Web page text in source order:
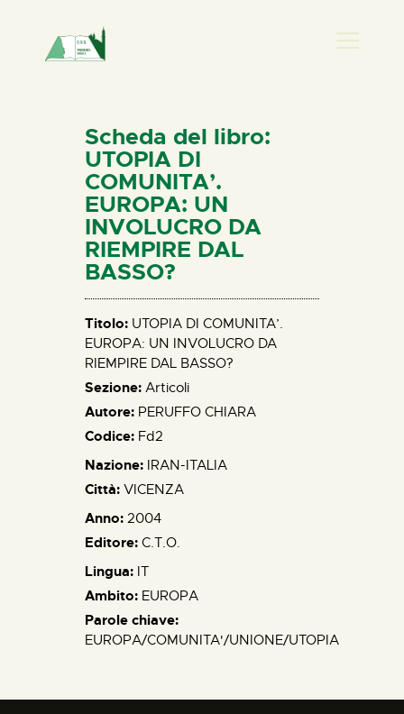
HOME
CHI SIAMO
NEWS
PERCORSI
BIBLIOTECA
ELISA SALERNO
CONTATTI
Scheda del libro:
UTOPIA DI
COMUNITA’.
EUROPA: UN
INVOLUCRO DA
RIEMPIRE DAL
BASSO?
Titolo: UTOPIA DI COMUNITA’.
EUROPA: UN INVOLUCRO DA
RIEMPIRE DAL BASSO?
Sezione: Articoli
Autore: PERUFFO CHIARA
Codice: Fd2
Nazione: IRAN-ITALIA
Città: VICENZA
Anno: 2004
Editore: C.T.O.
Lingua: IT
Ambito: EUROPA
Parole chiave:
EUROPA/COMUNITA'/UNIONE/UTOPIA